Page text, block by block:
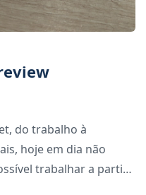
do trabalho à
hoje em dia não
trabalhar a partir